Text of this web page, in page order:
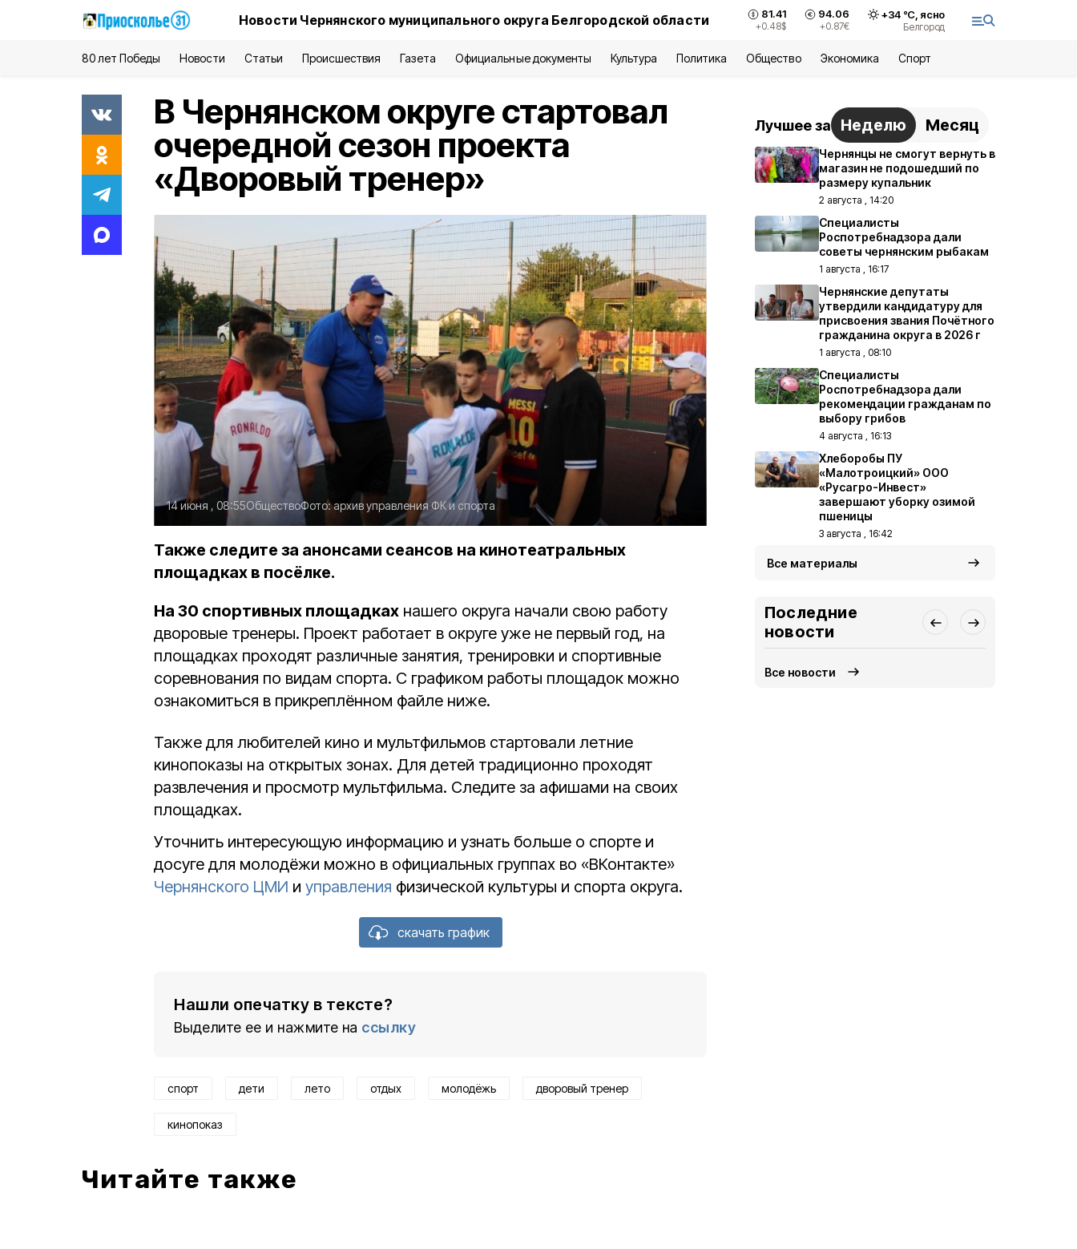
Новости Чернянского муниципального округа Белгородской области 81.41
+0.48$
94.06
+0.87€
+34°С, ясно
Белгород
80 лет Победы Новости Статьи Происшествия Газета Официальные документы Культура Политика Общество Экономика Спорт
В Чернянском округе стартовал
очередной сезон проекта
«Дворовый тренер»
14 июня , 08:55ОбществоФото:архив управления ФК и спорта
Также следите за анонсами сеансов на кинотеатральных
площадках в посёлке.
На 30 спортивных площадках нашего округа начали свою работу
дворовые тренеры. Проект работает в округе уже не первый год, на
площадках проходят различные занятия, тренировки и спортивные
соревнования по видам спорта. С графиком работы площадок можно
ознакомиться в прикреплённом файле ниже.
Также для любителей кино и мультфильмов стартовали летние
кинопоказы на открытых зонах. Для детей традиционно проходят
развлечения и просмотр мультфильма. Следите за афишами на своих
площадках.
Уточнить интересующую информацию и узнать больше о спорте и
досуге для молодёжи можно в официальных группах во «ВКонтакте»
Чернянского ЦМИ и управления физической культуры и спорта округа.
скачать график
Нашли опечатку в тексте?
Выделите ее и нажмите на ссылку
спорт дети лето отдых молодёжь дворовый тренер
кинопоказ
Читайте также
Лучшее за Неделю Месяц
Чернянцы не смогут вернуть в
магазин не подошедший по
размеру купальник
2 августа , 14:20
Специалисты
Роспотребнадзора дали
советы чернянским рыбакам
1 августа , 16:17
Чернянские депутаты
утвердили кандидатуру для
присвоения звания Почётного
гражданина округа в 2026 г
1 августа , 08:10
Специалисты
Роспотребнадзора дали
рекомендации гражданам по
выбору грибов
4 августа , 16:13
Хлеборобы ПУ
«Малотроицкий» ООО
«Русагро-Инвест»
завершают уборку озимой
пшеницы
3 августа , 16:42
Все материалы
Последние
новости
Все новости